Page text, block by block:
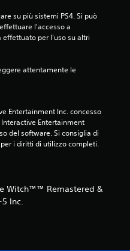
su più sistemi PS4. Si può
l'accesso a
effettuato per l'uso su altri
attentamente le
Entertainment Inc. concesso
Entertainment
del software. Si consiglia di
i diritti di utilizzo completi.
Witch™™ Remastered &
5 Inc.